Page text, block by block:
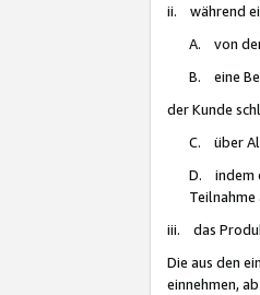
ii. während
A. von der
B. eine
der Kunde
C. über
D. indem
iii. das
Die aus den
einnehmen,